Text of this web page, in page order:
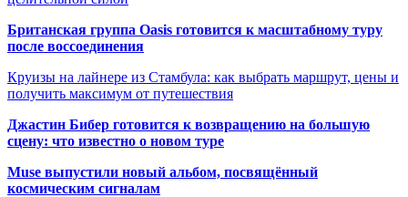
Британская группа Oasis готовится к масштабному туру
после воссоединения
Круизы на лайнере из Стамбула: как выбрать маршрут, цены и
получить максимум от путешествия
Джастин Бибер готовится к возвращению на большую
сцену: что известно о новом туре
Muse выпустили новый альбом, посвящённый
космическим сигналам